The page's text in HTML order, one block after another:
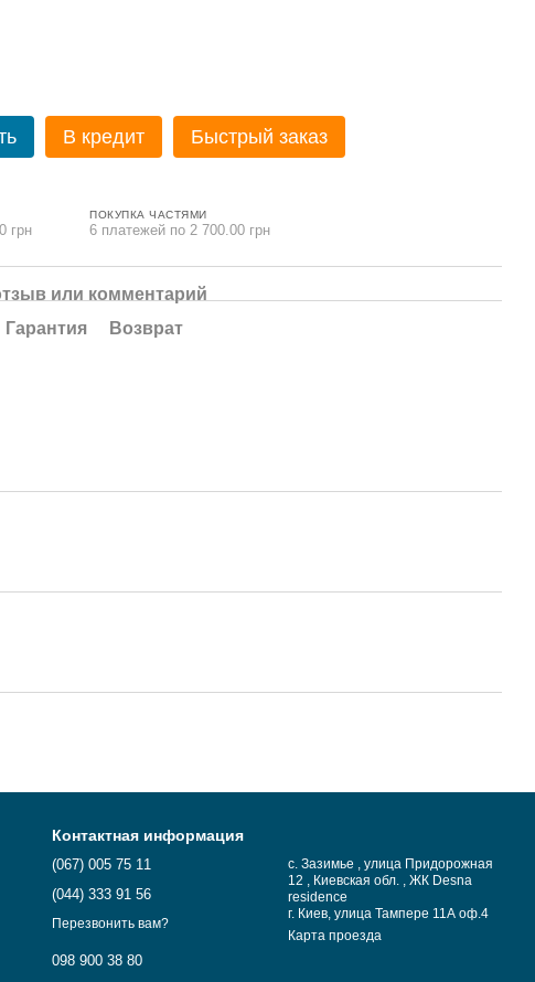
В кредит Быстрый заказ
грн
ПОКУПКА ЧАСТЯМИ
6 платежей по 2 700.00 грн
или комментарий
Гарантия Возврат
Контактная информация
(067) 005 75 11
(044) 333 91 56
Перезвонить вам?
098 900 38 80
с. Зазимье , улица Придорожная
12 , Киевская обл. , ЖК Desna
residence
г. Киев, улица Тампере 11А оф.4
Карта проезда